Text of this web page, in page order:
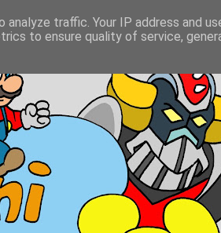
traffic. Your IP address and
to ensure quality of service,